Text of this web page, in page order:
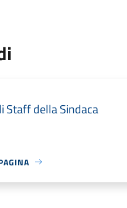
Staff della Sindaca